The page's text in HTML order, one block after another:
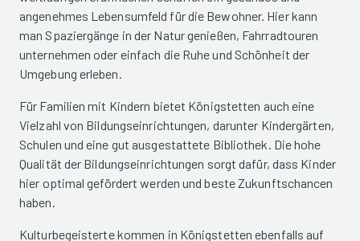
angenehmes Lebensumfeld für die Bewohner. Hier kann
man Spaziergänge in der Natur genießen, Fahrradtouren
unternehmen oder einfach die Ruhe und Schönheit der
Umgebung erleben.
Für Familien mit Kindern bietet Königstetten auch eine
Vielzahl von Bildungseinrichtungen, darunter Kindergärten,
Schulen und eine gut ausgestattete Bibliothek. Die hohe
Qualität der Bildungseinrichtungen sorgt dafür, dass Kinder
hier optimal gefördert werden und beste Zukunftschancen
haben.
Kulturbegeisterte kommen in Königstetten ebenfalls auf